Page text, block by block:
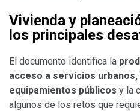
Vivienda y
los principales
El documento identifica la
acceso a servicios
equipamientos públicos y la
algunos de los retos que